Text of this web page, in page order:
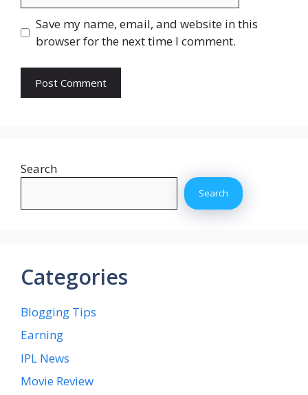
Save my name, email, and website in this
browser for the next time I comment.
Search
Search
Categories
Blogging Tips
Earning
IPL News
Movie Review